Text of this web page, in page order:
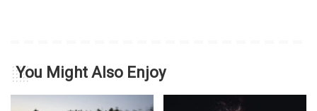
You Might Also Enjoy